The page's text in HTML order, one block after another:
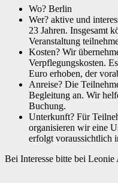
Wo? Berlin
Wer? aktive und
23 Jahren. Insgesamt
Veranstaltung
Kosten? Wir
Verpflegungskosten.
Euro erhoben, der
Anreise? Die
Begleitung an. Wir
Buchung.
Unterkunft? Für
organisieren wir eine
erfolgt voraussichtlich
Bei Interesse bitte bei